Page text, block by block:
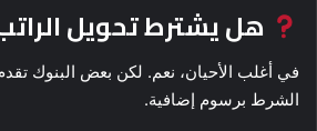
هل يشترط تحويل
في أغلب الأحيان، نعم. لكن بعض البنوك
الشرط برسوم إضافية.